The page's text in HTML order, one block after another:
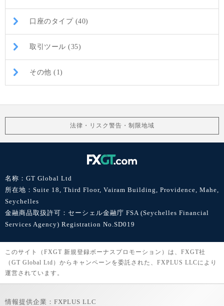
口座のタイプ (40)
取引ツール (35)
その他 (1)
法律・リスク警告・制限地域
名称：GT Global Ltd
所在地：Suite 18, Third Floor, Vairam Building, Providence, Mahe,
Seychelles
金融商品取扱許可：セーシェル金融庁 FSA (Seychelles Financial
Services Agency) Registration No.SD019
このサイト（FXGT 新規登録ボーナスプロモーション）は、FXGT社
（GT Global Ltd）からキャンペーンを委託された、FXPLUS LLCにより
運営されています。
情報提供企業：FXPLUS LLC